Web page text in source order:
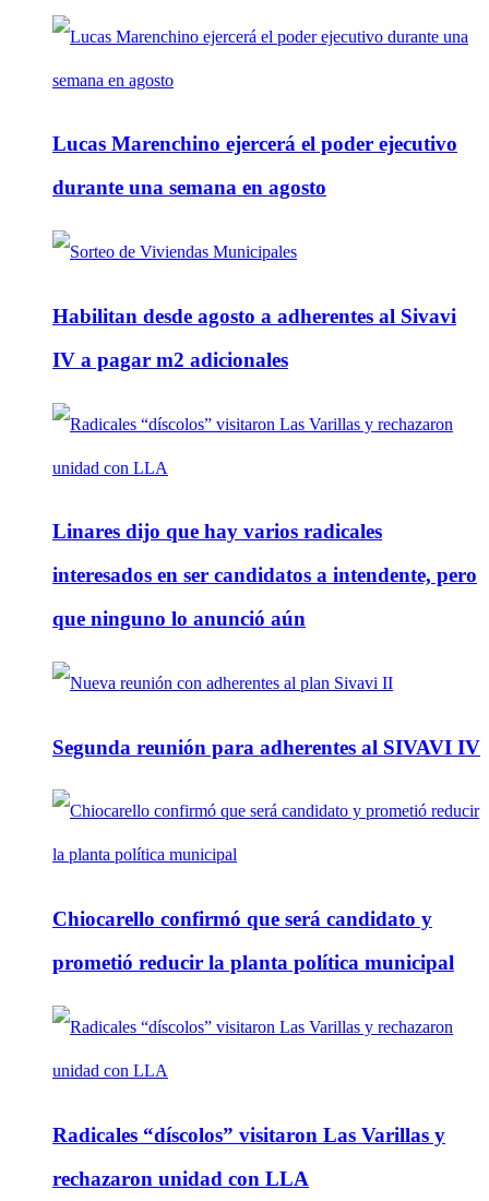
Lucas Marenchino ejercerá el poder ejecutivo
durante una semana en agosto
Habilitan desde agosto a adherentes al Sivavi
IV a pagar m2 adicionales
Linares dijo que hay varios radicales
interesados en ser candidatos a intendente, pero
que ninguno lo anunció aún
Segunda reunión para adherentes al SIVAVI IV
Chiocarello confirmó que será candidato y
prometió reducir la planta política municipal
Radicales “díscolos” visitaron Las Varillas y
rechazaron unidad con LLA